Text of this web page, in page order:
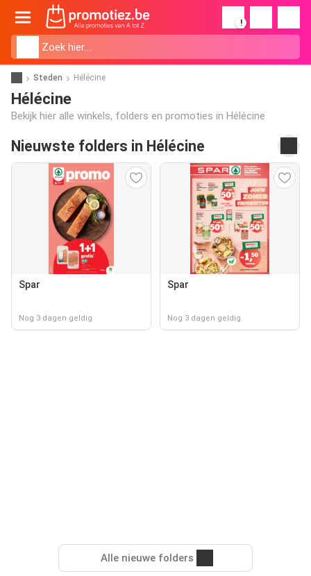
!
Steden Hélécine
Hélécine
Bekijk hier alle winkels, folders en promoties in Hélécine
Nieuwste folders in Hélécine
Spar
Nog 3 dagen geldig
Spar
Nog 3 dagen geldig
Alle nieuwe folders